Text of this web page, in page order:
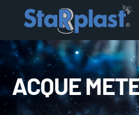
ACQUE